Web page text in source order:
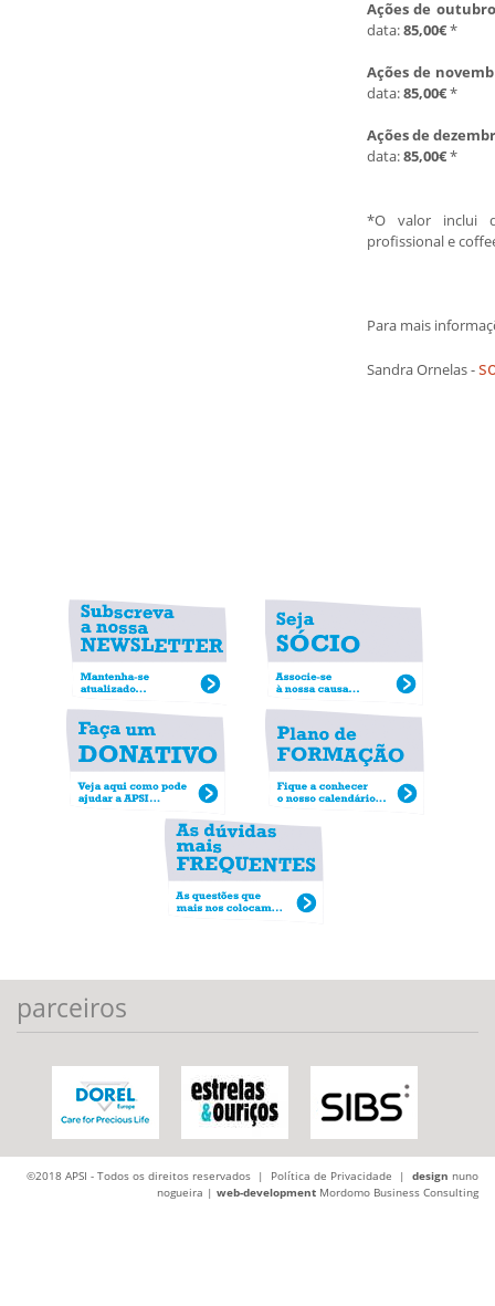
Ações de outubro
data:85,00€*
Ações de
data:85,00€*
Ações de
data:85,00€*
*O valor inclui
profissional e
Para mais
Sandra Ornelas -
parceiros
©2018 APSI - Todos os direitos reservados | Política de Privacidade | design nuno
nogueira | web-development Mordomo Business Consulting